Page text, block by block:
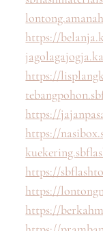
https://
https://
https://
https://
https://
https://
https://